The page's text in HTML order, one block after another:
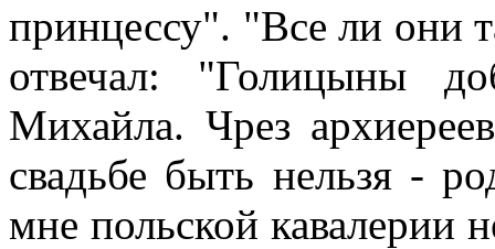
принцессу". "Все ли они
отвечал: "Голицыны
Михайла. Чрез
свадьбе быть нельзя -
мне польской кавалерии